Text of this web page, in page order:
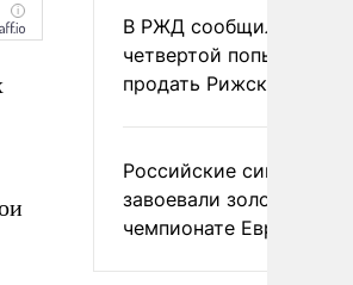
В РЖД сообщили о
четвертой попытке
продать Рижский
Российские
завоевали золото на
чемпионате Европы